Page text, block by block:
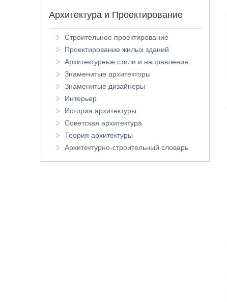
Архитектура и Проектирование
Строительное проектирование
Проектирование жилых зданий
Архитектурные стили и направления
Знаменитые архитекторы
Знаменитые дизайнеры
Интерьер
История архитектуры
Советская архитектура
Теория архитектуры
Архитектурно-строительный словарь